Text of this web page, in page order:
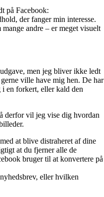
på Facebook:
der fanger min interesse.
andre – er meget visuelt
men jeg bliver ikke ledt
ville have mig hen. De har
i en forkert, eller kald den
derfor vil jeg vise dig hvordan
at blive distraheret af dine
at du fjerner alle de
bruger til at konvertere på
eller hvilken